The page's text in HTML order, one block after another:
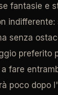
fantasie e
senza
preferito
fare
poco dopo